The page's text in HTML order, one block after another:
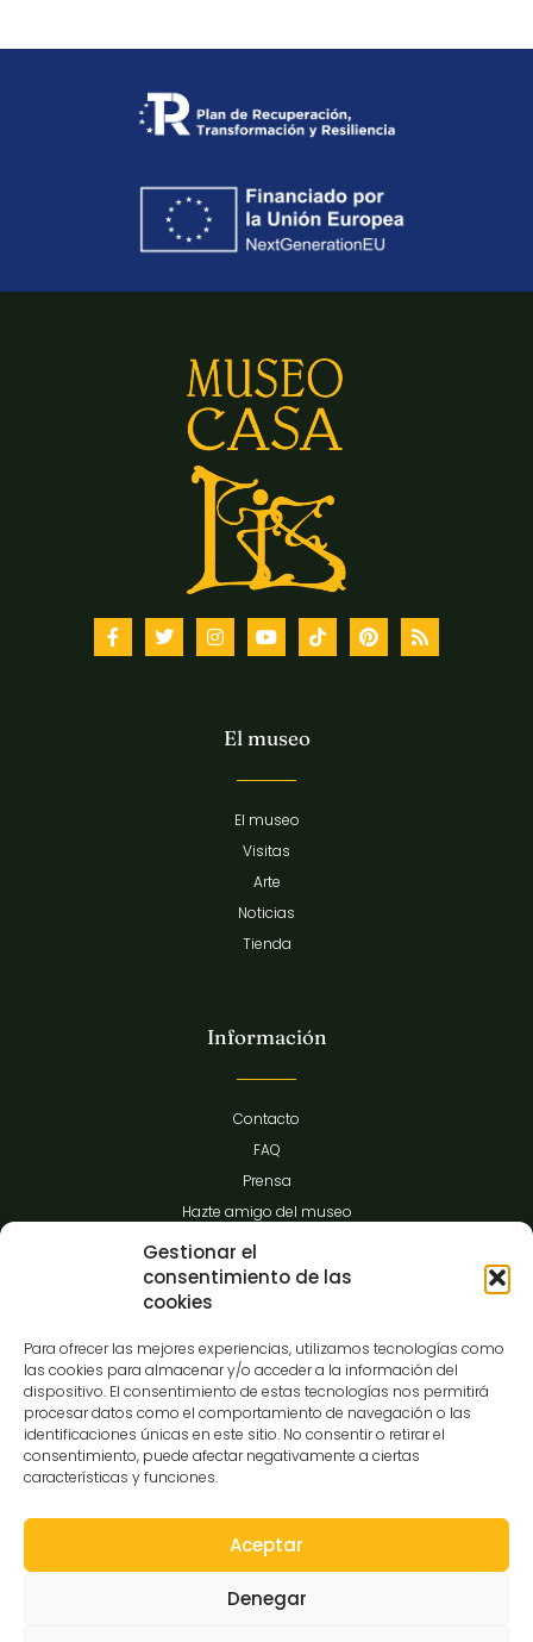
Gestionar el
consentimiento de las
cookies
Para ofrecer las mejores experiencias, utilizamos tecnologías como
las cookies para almacenar y/o acceder a la información del
dispositivo. El consentimiento de estas tecnologías nos permitirá
procesar datos como el comportamiento de navegación o las
identificaciones únicas en este sitio. No consentir o retirar el
consentimiento, puede afectar negativamente a ciertas
características y funciones.
Aceptar
Denegar
El museo
El museo
Visitas
Arte
Noticias
Tienda
Información
Contacto
FAQ
Prensa
Hazte amigo del museo
Transparencia
C/Gibraltar,14
37008-Salamanca